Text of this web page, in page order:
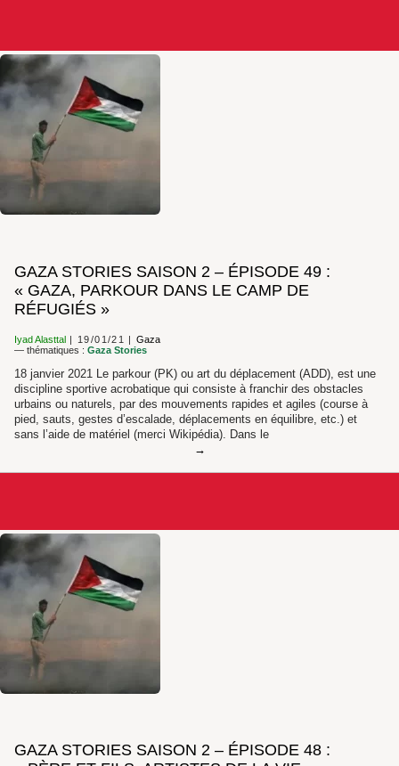
GAZA STORIES SAISON 2 – ÉPISODE 49 :
« GAZA, PARKOUR DANS LE CAMP DE
RÉFUGIÉS »
Iyad Alasttal 19/01/21
Gaza
— thématiques : Gaza Stories
18 janvier 2021 Le parkour (PK) ou art du déplacement (ADD), est une
discipline sportive acrobatique qui consiste à franchir des obstacles
urbains ou naturels, par des mouvements rapides et agiles (course à
pied, sauts, gestes d’escalade, déplacements en équilibre, etc.) et
sans l’aide de matériel (merci Wikipédia). Dans le
GAZA STORIES SAISON 2 – ÉPISODE 48 :